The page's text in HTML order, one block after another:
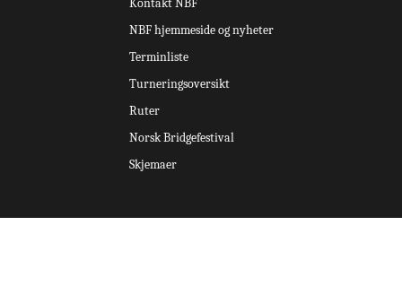
Kontakt NBF
NBF hjemmeside og nyheter
Terminliste
Turneringsoversikt
Ruter
Norsk Bridgefestival
Skjemaer